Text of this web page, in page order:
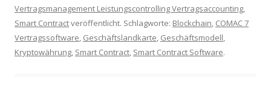
Vertragsmanagement Leistungscontrolling Vertragsaccounting,
Smart Contractveröffentlicht. Schlagworte: Blockchain, COMAC 7
Vertragssoftware, Geschäftslandkarte, Geschäftsmodell,
Kryptowährung, Smart Contract, Smart Contract Software.